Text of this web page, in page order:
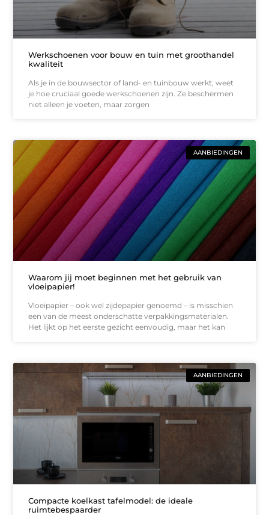
Werkschoenen voor bouw en tuin met groothandel
kwaliteit
Als je in de bouwsector of land- en tuinbouw werkt, weet
je hoe cruciaal goede werkschoenen zijn. Ze beschermen
niet alleen je voeten, maar zorgen
AANBIEDINGEN
Waarom jij moet beginnen met het gebruik van
vloeipapier!
Vloeipapier – ook wel zijdepapier genoemd – is misschien
een van de meest onderschatte verpakkingsmaterialen.
Het lijkt op het eerste gezicht eenvoudig, maar het kan
AANBIEDINGEN
Compacte koelkast tafelmodel: de ideale
ruimtebespaarder